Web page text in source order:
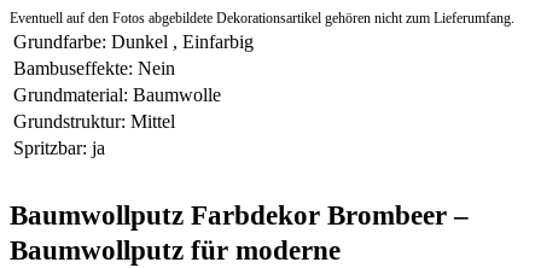
Eventuell auf den Fotos abgebildete Dekorationsartikel gehören nicht zum Lieferumfang.
Grundfarbe: Dunkel , Einfarbig
Bambuseffekte: Nein
Grundmaterial: Baumwolle
Grundstruktur: Mittel
Spritzbar: ja
Baumwollputz Farbdekor Brombeer –
Baumwollputz für moderne